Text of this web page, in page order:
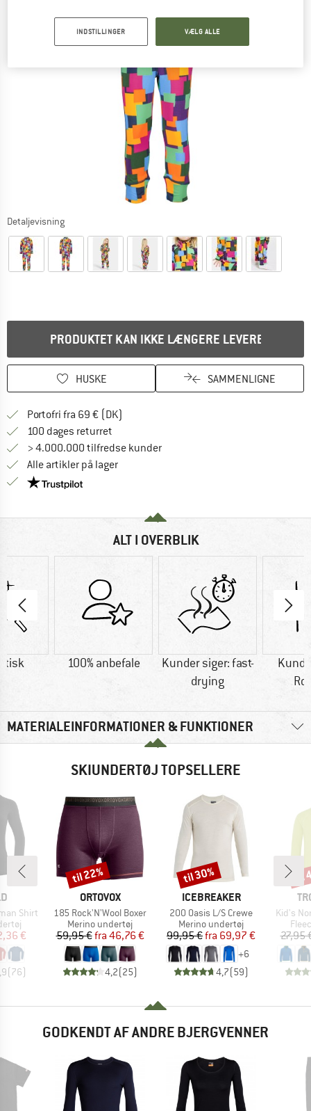
Detaljevisning
PRODUKTET KAN IKKE LÆNGERE LEVERES
HUSKE SAMMENLIGNE
Portofri fra 69 € (DK)
100 dages returret
> 4.000.000 tilfredse kunder
Alle artikler på lager
Vi er Trustpilot-certificeret - oplysningerne får du
ALT I OVERBLIK
100% anbefale
Kunder siger: fast-
drying
MATERIALEINFORMATIONER & FUNKTIONER
SKIUNDERTØJ TOPSELLERE
Shirt
pris
€
(76)
MÆRKE
ORTOVOX
Artikel
185 Rock'N'Wool Boxer
Produktgruppe
Merino undertøj
Pris
59,95 € Nedsat pris
fra 46,76 €
4,2(25)
Rabat
til 22%
MÆRKE
ICEBREAKER
Artikel
200 Oasis L/S Crewe
Produktgruppe
Merino undertøj
Pris
99,95 € Nedsat pris
fra 69,97 €
+6
4,7(59)
Rabat
til 30%
Artikel
Kid's
27,95
GODKENDT AF ANDRE BJERGVENNER
INDSTILLINGER VÆLG ALLE